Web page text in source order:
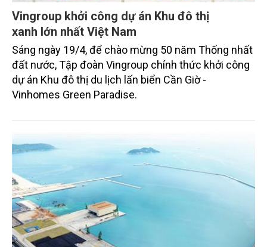
Vingroup khởi công dự án Khu đô thị
xanh lớn nhất Việt Nam
Sáng ngày 19/4, để chào mừng 50 năm Thống nhất
đất nước, Tập đoàn Vingroup chính thức khởi công
dự án Khu đô thị du lịch lấn biển Cần Giờ -
Vinhomes Green Paradise.